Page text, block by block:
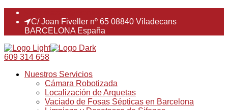
C/ Joan Fiveller nº 65 08840 Viladecans
BARCELONA España
609 314 658
Nuestros Servicios
Cámara Robotizada
Localización de Arquetas
Vaciado de Fosas Sépticas en Barcelona